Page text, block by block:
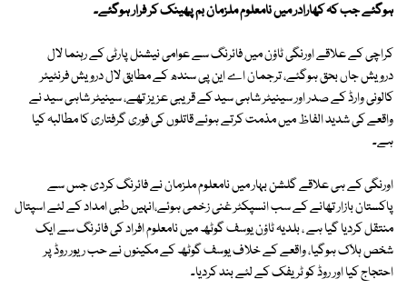
ہوگئے جب کہ کھارادر میں نامعلوم ملزمان بم پھینک کر فرار ہوگئے۔
کراچی کے علاقے اورنگی ٹاؤن میں فائرنگ سے عوامی نیشنل پارٹی کے رہنما لال
درویش جاں بحق ہوگئے، ترجمان اے این پی سندھ کے مطابق لال درویش فرنٹیئر
کالونی وارڈ کے صدر اور سینیٹر شاہی سید کے قریبی عزیز تھے، سینیٹر شاہی سید نے
واقعے کی شدید الفاظ میں مذمت کرتے ہوئے قاتلوں کی فوری گرفتاری کا مطالبہ کیا
ہے۔
اورنگی کے ہی علاقے گلشن بہار میں نامعلوم ملزمان نے فائرنگ کردی جس سے
پاکستان بازار تھانے کے سب انسپکٹر غنی زخمی ہوئے،انہیں طبی امداد کے لئے اسپتال
منتقل کردیا گیا ہے ، بلدیہ ٹاؤن یوسف گوٹھ میں نامعلوم افراد کی فائرنگ سے ایک
شخص ہلاک ہوگیا، واقعے کے خلاف یوسف گوٹھ کے مکینوں نے حب ریور روڈ پر
احتجاج کیا اور روڈ کو ٹریفک کے لئے بند کردیا۔